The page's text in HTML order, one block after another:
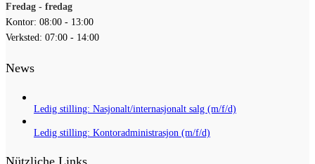
Fredag - fredag
Kontor: 08:00 - 13:00
Verksted: 07:00 - 14:00
News
Ledig stilling: Nasjonalt/internasjonalt salg (m/f/d)
Ledig stilling: Kontoradministrasjon (m/f/d)
Nützliche Links